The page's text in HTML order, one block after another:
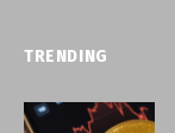
TRENDING